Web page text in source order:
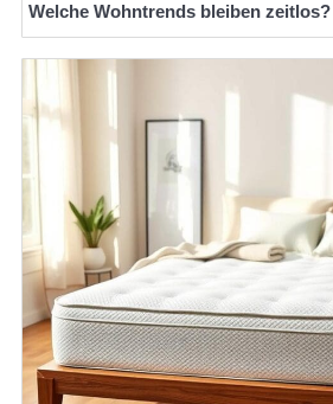
Welche Wohntrends bleiben zeitlos?